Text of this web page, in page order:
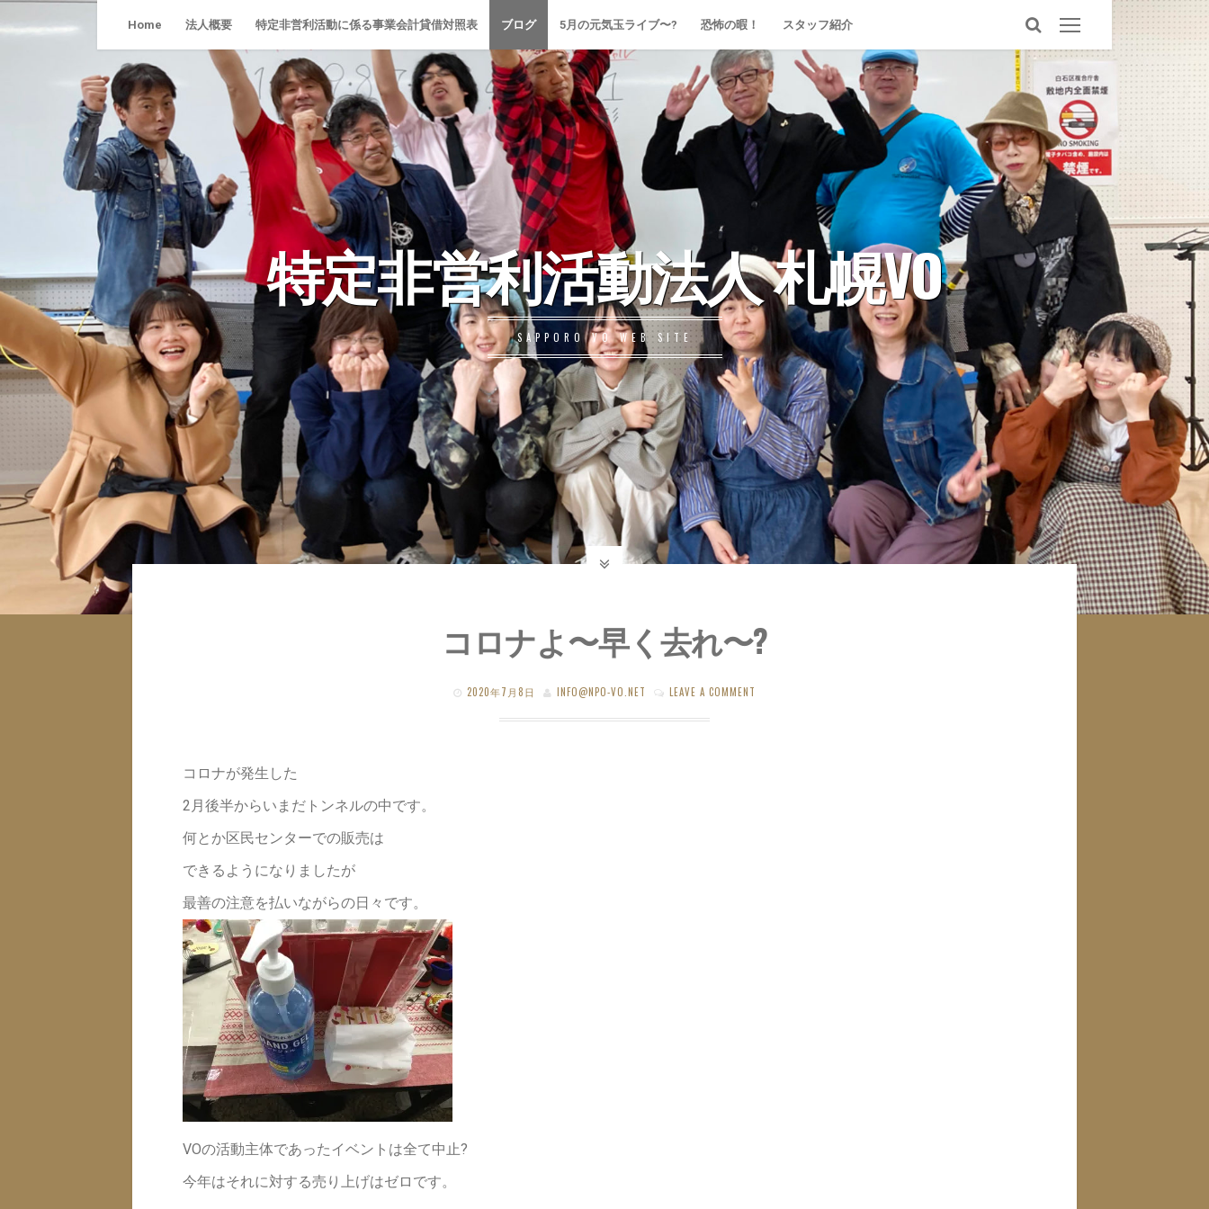
Home 法人概要 特定非営利活動に係る事業会計貸借対照表 ブログ 5月の元気玉ライブ〜? 恐怖の暇！ スタッフ紹介
特定非営利活動法人 札幌VO
SAPPORO VO WEB SITE
コロナよ〜早く去れ〜?
2020年7月8日 INFO@NPO-VO.NET LEAVE A COMMENT
コロナが発生した
2月後半からいまだトンネルの中です。
何とか区民センターでの販売は
できるようになりましたが
最善の注意を払いながらの日々です。
VOの活動主体であったイベントは全て中止?
今年はそれに対する売り上げはゼロです。